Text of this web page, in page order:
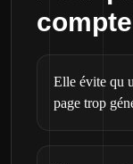
Elle évite qu
page trop